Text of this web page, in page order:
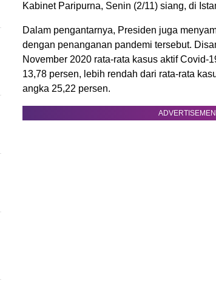
Kabinet Paripurna, Senin (2/11) siang, di
Dalam pengantarnya, Presiden juga
dengan penanganan pandemi tersebut.
November 2020 rata-rata kasus aktif Covid-
13,78 persen, lebih rendah dari rata-rata
angka 25,22 persen.